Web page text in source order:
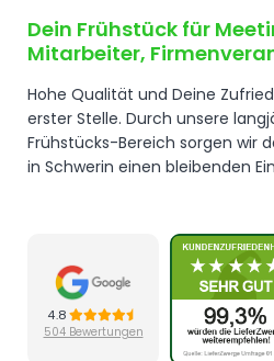
Dein Frühstück für
Mitarbeiter,
Hohe Qualität und Deine
erster Stelle. Durch unsere
Frühstücks-Bereich sorgen wir
in Schwerin einen bleibenden
4.8
504 Bewertungen